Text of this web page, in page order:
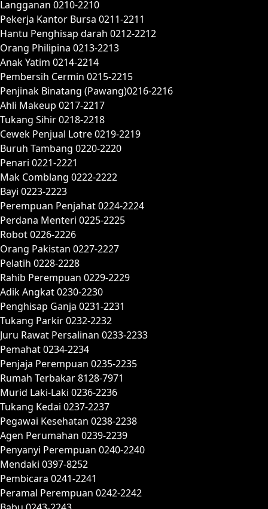
Langganan 0210-2210
Pekerja Kantor Bursa 0211-2211
Hantu Penghisap darah 0212-2212
Orang Philipina 0213-2213
Anak Yatim 0214-2214
Pembersih Cermin 0215-2215
Penjinak Binatang (Pawang)0216-2216
Ahli Makeup 0217-2217
Tukang Sihir 0218-2218
Cewek Penjual Lotre 0219-2219
Buruh Tambang 0220-2220
Penari 0221-2221
Mak Comblang 0222-2222
Bayi 0223-2223
Perempuan Penjahat 0224-2224
Perdana Menteri 0225-2225
Robot 0226-2226
Orang Pakistan 0227-2227
Pelatih 0228-2228
Rahib Perempuan 0229-2229
Adik Angkat 0230-2230
Penghisap Ganja 0231-2231
Tukang Parkir 0232-2232
Juru Rawat Persalinan 0233-2233
Pemahat 0234-2234
Penjaja Perempuan 0235-2235
Rumah Terbakar 8128-7971
Murid Laki-Laki 0236-2236
Tukang Kedai 0237-2237
Pegawai Kesehatan 0238-2238
Agen Perumahan 0239-2239
Penyanyi Perempuan 0240-2240
Mendaki 0397-8252
Pembicara 0241-2241
Peramal Perempuan 0242-2242